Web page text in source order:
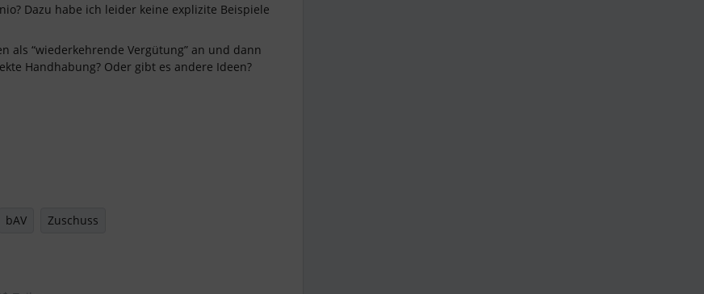
Dazu habe ich leider keine explizite Beispiele
als “wiederkehrende Vergütung” an und dann
Handhabung? Oder gibt es andere Ideen?
bAV Zuschuss